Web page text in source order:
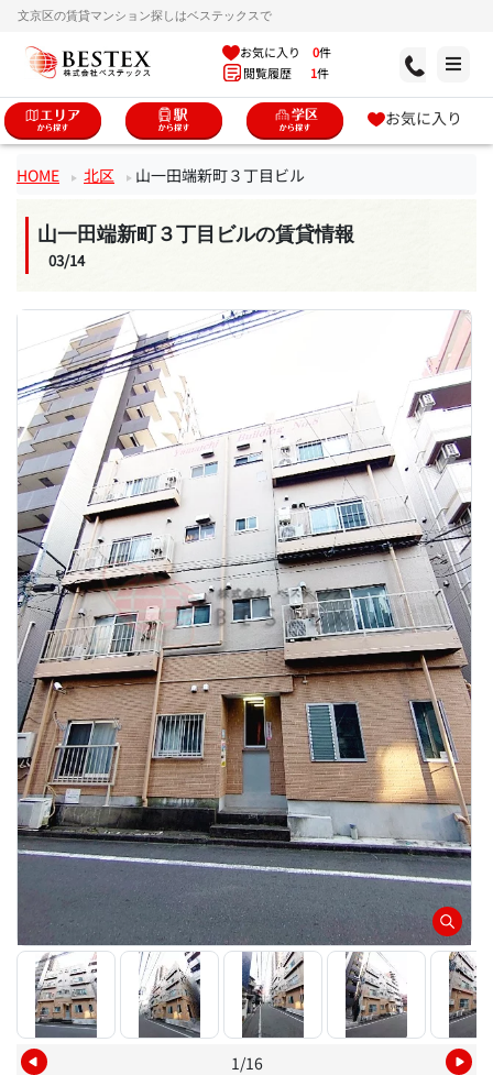
文京区の賃貸マンション探しはベステックスで
お気に入り 0件
閲覧履歴 1件
お気に入り
HOME 北区 山一田端新町３丁目ビル
山一田端新町３丁目ビルの賃貸情報
03/14
1/16